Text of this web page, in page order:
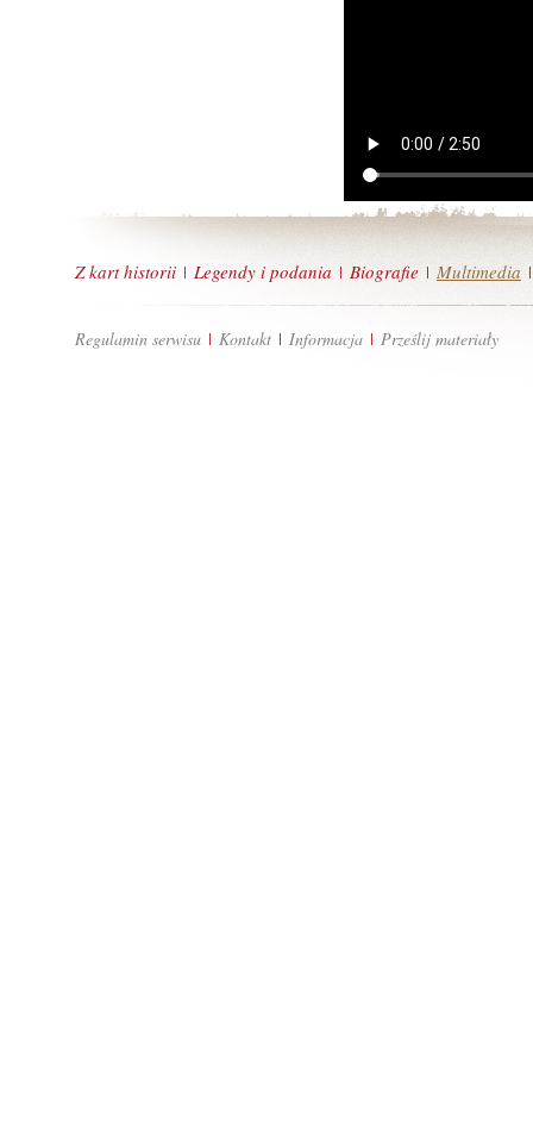
Z kart historii | Legendy i podania | Biografie | Multimedia |
Regulamin serwisu | Kontakt | Informacja | Prześlij materiały